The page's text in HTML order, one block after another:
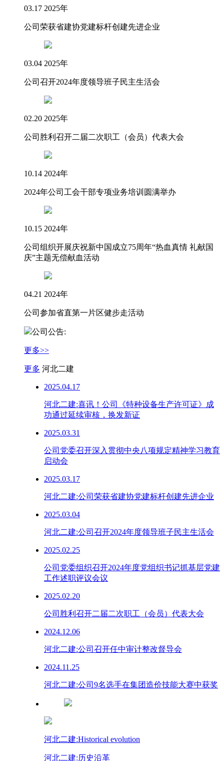
03.17 2025年
公司荣获省建协党建标杆创建先进企业
03.04 2025年
公司召开2024年度领导班子民主生活会
02.20 2025年
公司胜利召开二届二次职工（会员）代表大会
10.14 2024年
2024年公司工会干部专项业务培训圆满举办
10.15 2024年
公司组织开展庆祝新中国成立75周年“热血真情 礼献国
庆”主题无偿献血活动
04.21 2024年
公司参加省直第一片区健步走活动
公司公告:
更多>>
更多 河北二建
2025.04.17
河北二建:喜讯！公司《特​种设备生产许可证》成
功通过延续审核，换发新证
2025.03.31
公司党委召开深入贯彻中央八项规定精神学习教育
启动会
2025.03.17
河北二建:公司荣获省建协党建标杆创建先进企业
2025.03.04
河北二建:公司召开2024年度领导班子民主生活会
2025.02.25
公司党委组织召开2024年度党组织书记抓基层党建
工作述职评议会议
2025.02.20
公司胜利召开二届二次职工（会员）代表大会
2024.12.06
河北二建:公司召开任中审计整改督导会
2024.11.25
河北二建:公司9名选手在集团造价技能大赛中获奖
河北二建:Historical evolution
河北二建:历史沿革